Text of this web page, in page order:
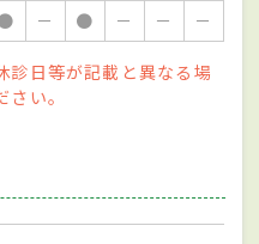
－ ● － － －
日等が記載と異なる場
い。